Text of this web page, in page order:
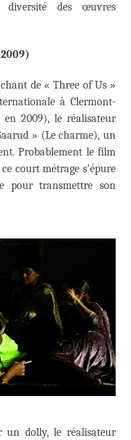
des œuvres
de « Three of Us »
à Clermont-
en 2009), le réalisateur
» (Le charme), un
Probablement le film
court métrage s’épure
pour transmettre son
un dolly, le réalisateur